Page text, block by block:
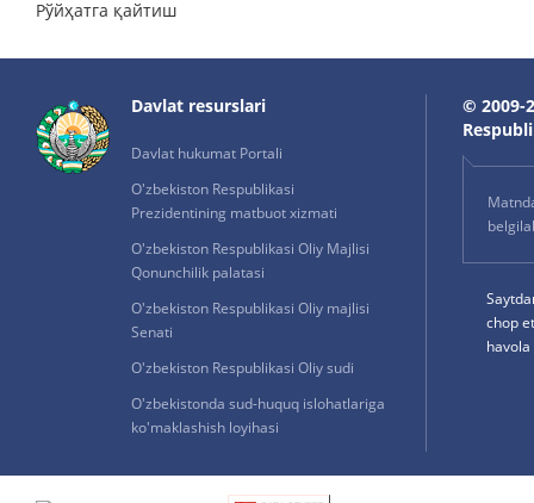
Рўйҳатга қайтиш
Davlat resurslari
Davlat hukumat Portali
O'zbekiston Respublikasi
Prezidentining matbuot xizmati
O'zbekiston Respublikasi Oliy Majlisi
Qonunchilik palatasi
O'zbekiston Respublikasi Oliy majlisi
Senati
O'zbekiston Respublikasi Oliy sudi
O'zbekistonda sud-huquq islohatlariga
ko'maklashish loyihasi
© 2009-
chop